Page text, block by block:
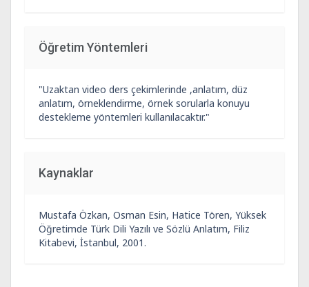
Öğretim Yöntemleri
"Uzaktan video ders çekimlerinde ,anlatım, düz
anlatım, örneklendirme, örnek sorularla konuyu
destekleme yöntemleri kullanılacaktır."
Kaynaklar
Mustafa Özkan, Osman Esin, Hatice Tören, Yüksek
Öğretimde Türk Dili Yazılı ve Sözlü Anlatım, Filiz
Kitabevi, İstanbul, 2001.